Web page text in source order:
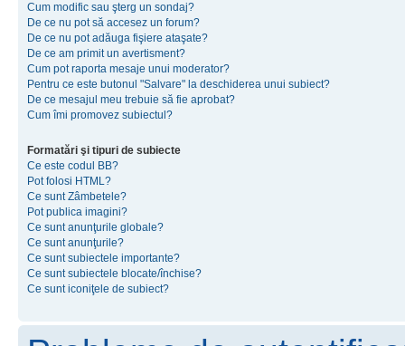
Cum modific sau şterg un sondaj?
De ce nu pot să accesez un forum?
De ce nu pot adăuga fişiere ataşate?
De ce am primit un avertisment?
Cum pot raporta mesaje unui moderator?
Pentru ce este butonul "Salvare" la deschiderea unui subiect?
De ce mesajul meu trebuie să fie aprobat?
Cum îmi promovez subiectul?
Formatări şi tipuri de subiecte
Ce este codul BB?
Pot folosi HTML?
Ce sunt Zâmbetele?
Pot publica imagini?
Ce sunt anunţurile globale?
Ce sunt anunţurile?
Ce sunt subiectele importante?
Ce sunt subiectele blocate/închise?
Ce sunt iconiţele de subiect?